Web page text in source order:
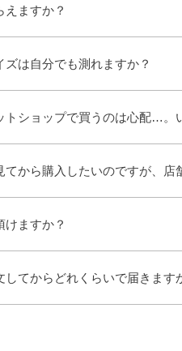
えますか？
ズは自分でも測れますか？
トショップで買うのは心配…。
てから購入したいのですが、店
けますか？
してからどれくらいで届きます